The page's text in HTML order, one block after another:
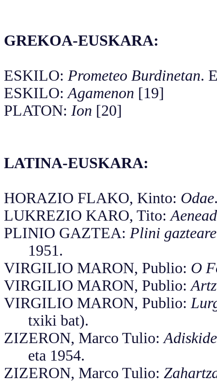
GREKOA-EUSKARA:
ESKILO: Prometeo Burdinetan.
ESKILO:Agamenon [19]
PLATON: Ion [20]
LATINA-EUSKARA:
HORAZIO FLAKO, Kinto: Odae
LUKREZIO KARO, Tito:
PLINIO GAZTEA: Plini
1951.
VIRGILIO MARON, Publio: O
VIRGILIO MARON, Publio:
VIRGILIO MARON, Publio:
txiki bat).
ZIZERON, Marco Tulio:
eta 1954.
ZIZERON, Marco Tulio: